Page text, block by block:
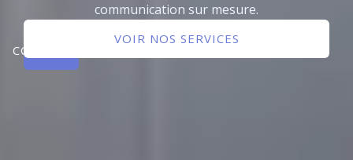
communication sur mesure.
CONTACTER
VOIR NOS SERVICES